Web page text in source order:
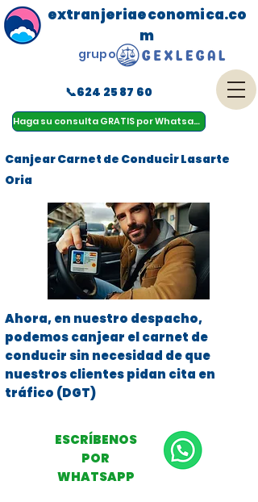
Haga su consulta GRATIS por Whatsapp
menu
extranjeriaeconomica.co
m
📞624 25 87 60
grupo
Canjear Carnet de Conducir Lasarte
Oria
Ahora, en nuestro despacho,
podemos canjear el carnet de
conducir sin necesidad de que
nuestros clientes pidan cita en
tráfico (DGT)
ESCRÍBENOS
POR
WHATSAPP